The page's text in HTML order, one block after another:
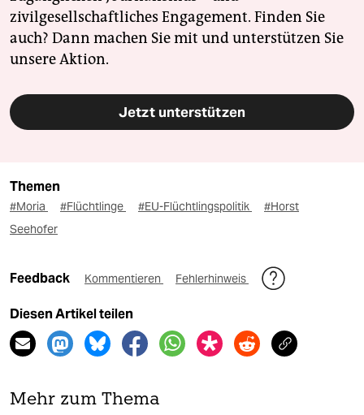
zivilgesellschaftliches Engagement. Finden Sie
auch? Dann machen Sie mit und unterstützen Sie
unsere Aktion.
Jetzt unterstützen
Themen
#Moria #Flüchtlinge #EU-Flüchtlingspolitik
#Horst
Seehofer
Feedback Kommentieren Fehlerhinweis
Diesen Artikel teilen
Mehr zum Thema